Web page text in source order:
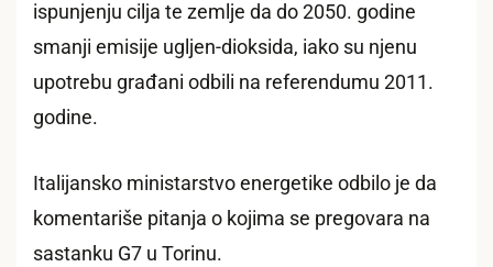
ispunjenju cilja te zemlje da do 2050. godine
smanji emisije ugljen-dioksida, iako su njenu
upotrebu građani odbili na referendumu 2011.
godine.
Italijansko ministarstvo energetike odbilo je da
komentariše pitanja o kojima se pregovara na
sastanku G7 u Torinu.